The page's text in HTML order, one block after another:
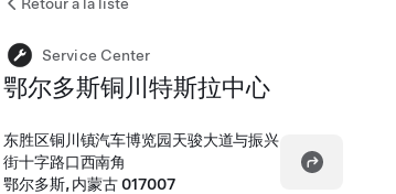
Service Center
鄂尔多斯铜川特斯拉中心
东胜区铜川镇汽车博览园天骏大道与振兴
街十字路口西南角
鄂尔多斯, 内蒙古 017007